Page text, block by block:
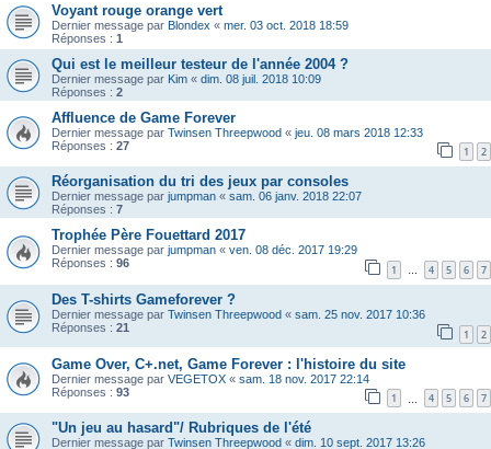
Voyant rouge orange vert
Dernier message par Blondex « mer. 03 oct. 2018 18:59
Réponses : 1
Qui est le meilleur testeur de l'année 2004 ?
Dernier message par Kim « dim. 08 juil. 2018 10:09
Réponses : 2
Affluence de Game Forever
Dernier message par Twinsen Threepwood « jeu. 08 mars 2018 12:33
Réponses : 27 1 2
Réorganisation du tri des jeux par consoles
Dernier message par jumpman « sam. 06 janv. 2018 22:07
Réponses : 7
Trophée Père Fouettard 2017
Dernier message par jumpman « ven. 08 déc. 2017 19:29
Réponses : 96 1 … 4 5 6 7
Des T-shirts Gameforever ?
Dernier message par Twinsen Threepwood « sam. 25 nov. 2017 10:36
Réponses : 21 1 2
Game Over, C+.net, Game Forever : l'histoire du site
Dernier message par VEGETOX « sam. 18 nov. 2017 22:14
Réponses : 93 1 4 5 6 7
"Un jeu au hasard"/ Rubriques de l'été
Dernier message par Twinsen Threepwood « dim. 10 sept. 2017 13:26